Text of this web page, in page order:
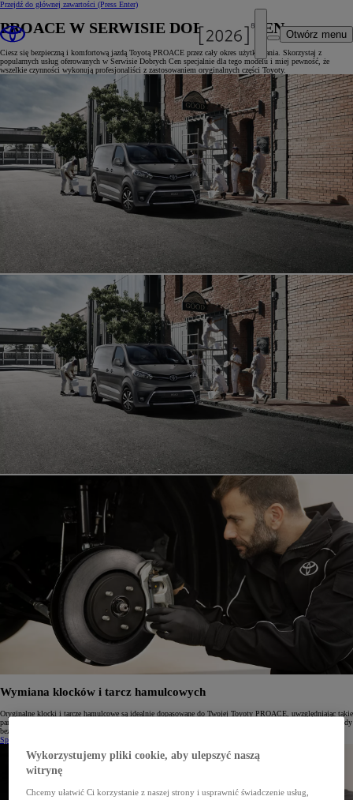
Przejdź do głównej zawartości (Press Enter)
Otwórz menu
PROACE W SERWISIE DOBRYCH CEN
Ciesz się bezpieczną i komfortową jazdą Toyotą PROACE przez cały okres użytkowania. Skorzystaj z
popularnych usług oferowanych w Serwisie Dobrych Cen specjalnie dla tego modelu i miej pewność, że
wszelkie czynności wykonują profesjonaliści z zastosowaniem oryginalnych części Toyoty.
Wymiana klocków i tarcz hamulcowych
Oryginalne klocki i tarcze hamulcowe są idealnie dopasowane do Twojej Toyoty PROACE, uwzględniając takie
parametry, jak moc silnika, wymiary auta, rozkład masy. Ich regularna wymiana zapewnia bezpieczeństwo jazdy
bez względu na warunki drogowe czy temperaturę.
Sprawdź cenę
Wykorzystujemy pliki cookie, aby ulepszyć naszą
witrynę
Chcemy ułatwić Ci korzystanie z naszej strony i usprawnić świadczenie usług,